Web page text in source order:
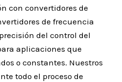
con convertidores de
de frecuencia
del control del
aplicaciones que
o constantes. Nuestros
todo el proceso de